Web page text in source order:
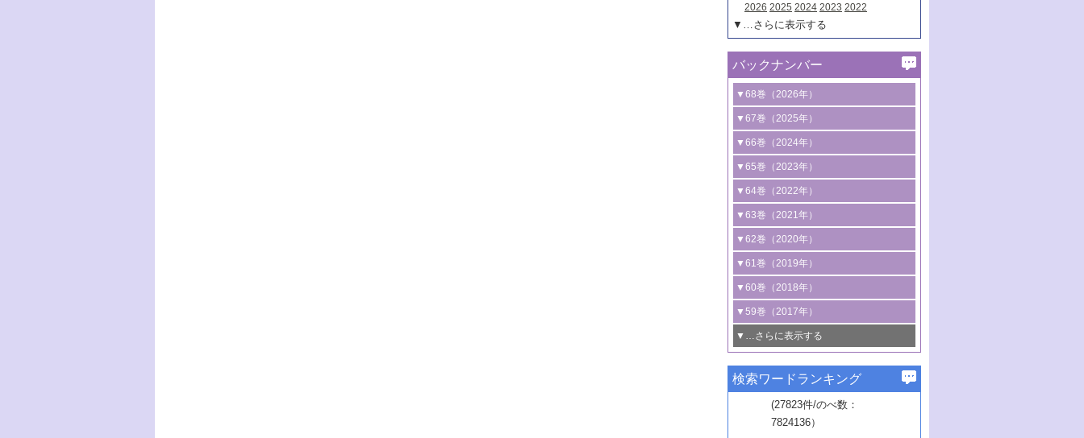
2026 2025 2024 2023 2022
▼…さらに表示する
バックナンバー
▼68巻（2026年）
1号 過酸化水素合成に関する研究動向
2号 コンピューター技術により加速する
触媒開発
3号 有機分子変換やCO 資源化のための
光触媒に関する最近の研究
B号 第137回触媒討論会（2026年）
▼67巻（2025年）
1号 CO
水素化によるグリーン燃料/グリ
ーンケミカル製造
2号 水素製造のための水分解技術に関す
る最近の研究
3号 オレフィン系樹脂の精密合成に関す
る最新技術
4号 アルコール類の効率的変換を実現す
る非貴金属触媒の研究動向
5号 ゼオライトの合成と応用における研
究動向
6号 ヘテロ接合界面
B号 第135回触媒討論会（2025年）
▼66巻（2024年）
1号 低次元ナノ構造を有する触媒材料
2号 規制反応場を活用した固体触媒研究
の新展開
3号 未踏分子変換を目指した酸化触媒プ
ロセスの最前線
4号 シンクロトロン放射光および中性子
線を利用した触媒解析技術の最先端
5号 単原子触媒
6号 参照触媒委員会からのお知らせ
B号 第133回触媒討論会（2023年）
▼65巻（2023年）
1号 炭素が関わる触媒機能
2号 プラスチックケミカルリサイクルの
ための触媒技術
3号 非酸化物系金属化合物を基盤とした
触媒材料の開発
4号 格子酸素・格子酸素欠陥を利用した
触媒反応
5号 生体触媒によるエネルギー変換反応
6号 窒素とリンの循環のための触媒・機
能性材料
▼64巻（2022年）
1号 合成ガス製造とCOを用いるケミカル
ズ合成の最新動向
2号 化学品合成のための合金触媒開発
3号 CO の排出削減および有効活用のた
めの触媒技術
4号 若手による情報発信企画～とびたて
若き触媒の研究者たち～（1）
若き触媒の研究者たち～（2）
6号 石油のノーブル・ユースを志向した
触媒技術
▼63巻（2021年）
1号 金触媒の新展開
2号 ペロブスカイト
3号 特殊反応場を利用した触媒的分子変
換反応
4号 多孔質材料を用いた触媒の新展開
5号 情報学的手法を用いた触媒開発
6号 カーボンニュートラルに向けた電解
技術
B号 第127回触媒討論会（2021年・オン
ライン開催(Zoom)のみ）
▼62巻（2020年）
1号 触媒設計を拓く欠陥構造のキャラク
タリゼーション
2号 機能化学品製造に資するクリーンな
触媒的酸化反応
3号 水処理のための触媒化学
4号 光触媒を用いた水分解の最新の研究
動向
5号 次世代の触媒プロセスを支えるマイ
▼61巻（2019年）
1号 物質移動制御に着目した触媒プロセ
ス開発
2号 CO2 フリー水素サプライチェーンに
関わる触媒開発動向
3号 精密高分子合成に関する最近の研究
動向
4号 バイオマス化成品製造のための触媒
▼60巻（2018年）
1号 固体酸触媒の最新の研究動向
2号 二酸化炭素からの有用化学品合成
3号 ナノ粒子・クラスター触媒の最前線
4号 60周年記念企画
5号 進化するゼオライト合成技術
6号 非貴金属系触媒における電気化学的
▼59巻（2017年）
1号 いたるところに，触媒
最先端技術
3号 無機分離膜材料の開発と触媒反応プ
ロセスへの適用
▼…さらに表示する
1号 ユニークな構造の高分子を生み出す触
2号 リグニンからの化成品製造に向けた触
▼57巻（2015年）
1号 水素キャリアにかかわる触媒技術の新
▼56巻（2014年）
検索ワードランキング
(27823件/のべ数：
7824136）